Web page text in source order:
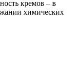
кремов – в
химических